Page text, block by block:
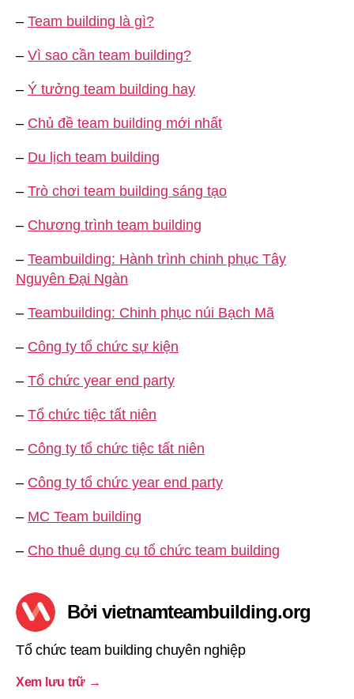
– Team building là gì?
– Vì sao cần team building?
– Ý tưởng team building hay
– Chủ đề team building mới nhất
– Du lịch team building
– Trò chơi team building sáng tạo
– Chương trình team building
– Teambuilding: Hành trình chinh phục Tây
Nguyên Đại Ngàn
– Teambuilding: Chinh phục núi Bạch Mã
– Công ty tổ chức sự kiện
– Tổ chức year end party
– Tổ chức tiệc tất niên
– Công ty tổ chức tiệc tất niên
– Công ty tổ chức year end party
– MC Team building
– Cho thuê dụng cụ tổ chức team building
Bởi vietnamteambuilding.org
Tổ chức team building chuyên nghiệp
Xem lưu trữ →